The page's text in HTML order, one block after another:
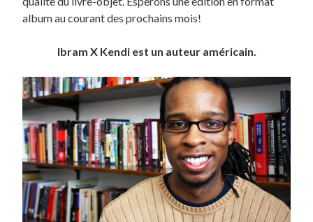
album au courant des prochains mois!
Ibram X Kendi est un auteur américain.